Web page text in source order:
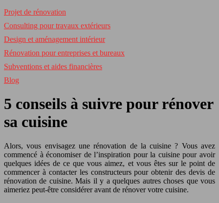
Projet de rénovation
Consulting pour travaux extérieurs
Design et aménagement intérieur
Rénovation pour entreprises et bureaux
Subventions et aides financières
Blog
5 conseils à suivre pour rénover
sa cuisine
Alors, vous envisagez une rénovation de la cuisine ? Vous avez
commencé à économiser de l’inspiration pour la cuisine pour avoir
quelques idées de ce que vous aimez, et vous êtes sur le point de
commencer à contacter les constructeurs pour obtenir des devis de
rénovation de cuisine. Mais il y a quelques autres choses que vous
aimeriez peut-être considérer avant de rénover votre cuisine.